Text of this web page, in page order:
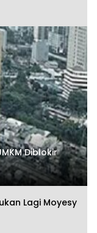
Diblokir
Lagi Moyesy